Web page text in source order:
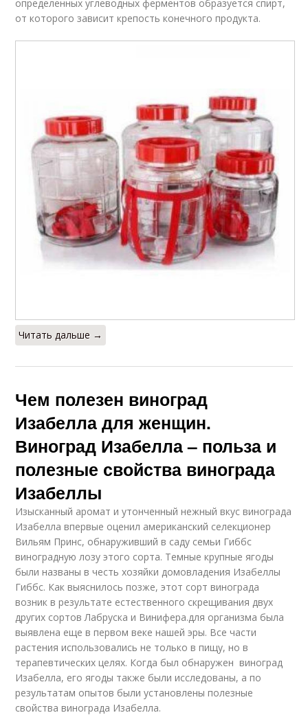
определенных углеводных ферментов образуется спирт,
от которого зависит крепость конечного продукта.
Читать дальше →
Чем полезен виноград
Изабелла для женщин.
Виноград Изабелла – польза и
полезные свойства винограда
Изабеллы
Изысканный аромат и утонченный нежный вкус винограда
Изабелла впервые оценил американский селекционер
Вильям Принс, обнаруживший в саду семьи Гиббс
виноградную лозу этого сорта. Темные крупные ягоды
были названы в честь хозяйки домовладения Изабеллы
Гиббс. Как выяснилось позже, этот сорт винограда
возник в результате естественного скрещивания двух
других сортов Лабруска и Винифера.для организма была
выявлена еще в первом веке нашей эры. Все части
растения использовались не только в пищу, но в
терапевтических целях. Когда был обнаружен виноград
Изабелла, его ягоды также были исследованы, а по
результатам опытов были установлены полезные
свойства винограда Изабелла.